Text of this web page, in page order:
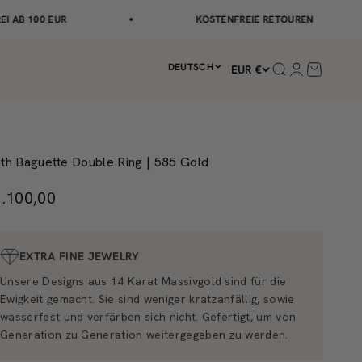
EUR KOSTENFREIE RETOUREN
DEUTSCH EUR € Suche öffnen
Baguette Double Ring | 585 Gold
EXTRA FINE JEWELRY
Unsere Designs aus 14 Karat Massivgold sind für die
Ewigkeit gemacht. Sie sind weniger kratzanfällig, sowie
wasserfest und verfärben sich nicht. Gefertigt, um von
Generation zu Generation weitergegeben zu werden.